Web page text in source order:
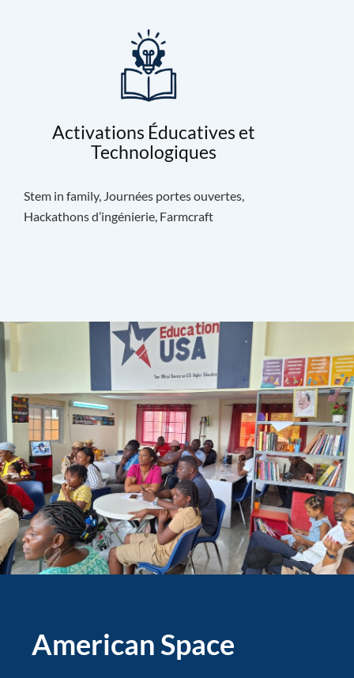
Activations Éducatives et
Technologiques
Stem in family, Journées portes ouvertes,
Hackathons d’ingénierie, Farmcraft
American Space